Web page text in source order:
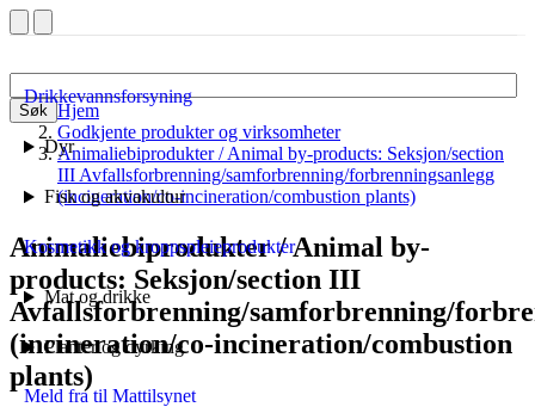
Søk
Drikkevannsforsyning
Dyr
Fisk og akvakultur
Kosmetikk og kroppspleieprodukter
Mat og drikke
Planter og dyrking
Meld fra til Mattilsynet
Hjem
Godkjente produkter og virksomheter
Animaliebiprodukter / Animal by-products: Seksjon/section
III Avfallsforbrenning/samforbrenning/forbrenningsanlegg
(incineration/co-incineration/combustion plants)
Animaliebiprodukter / Animal by-
products: Seksjon/section III
Avfallsforbrenning/samforbrenning/
(incineration/co-incineration/combustion
plants)